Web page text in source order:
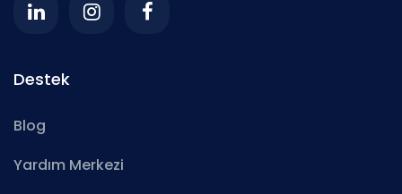
Destek
Blog
Yardım Merkezi